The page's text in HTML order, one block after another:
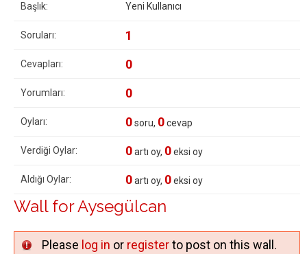
Başlık: Yeni Kullanıcı
Soruları: 1
Cevapları: 0
Yorumları: 0
Oyları: 0soru, 0cevap
Verdiği Oylar: 0artı oy, 0eksi oy
Aldığı Oylar: 0artı oy, 0eksi oy
Wall for Aysegülcan
Please log in or registerto post on this wall.